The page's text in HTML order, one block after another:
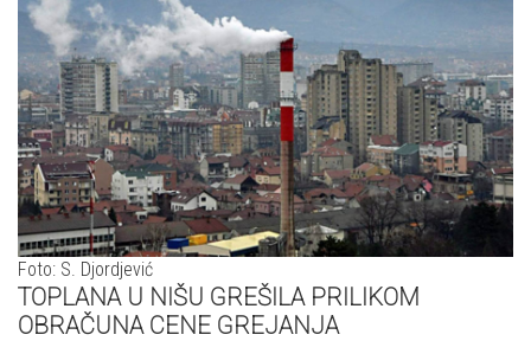
Foto: S. Djordjević
TOPLANA U NIŠU GREŠILA PRILIKOM
OBRAČUNA CENE GREJANJA